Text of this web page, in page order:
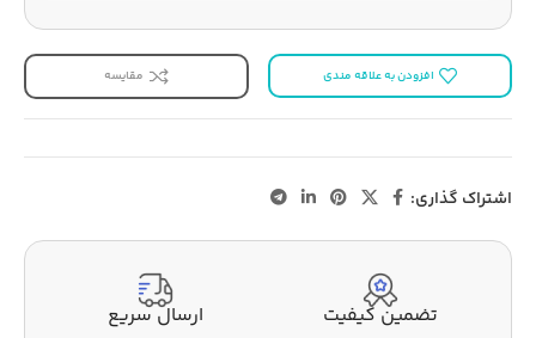
افزودن به علاقه مندی مقایسه
اشتراک گذاری:
تضمین کیفیت ارسال سریع